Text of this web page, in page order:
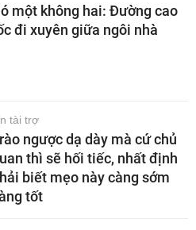
một không hai: Đường cao
đi xuyên giữa ngôi nhà
tài trợ
ngược dạ dày mà cứ chủ
thì sẽ hối tiếc, nhất định
biết mẹo này càng sớm
tốt